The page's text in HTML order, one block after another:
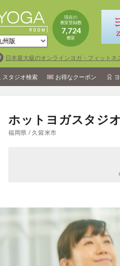
現在の
教室登録数
7,724
教室
日本最大級のオンラインヨガ・フィットネ
スタジオ検索 お得なクーポン
ホットヨガスタジ
福岡県 / 久留米市